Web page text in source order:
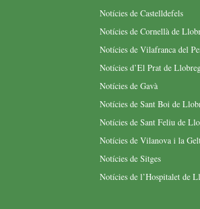
Notícies de Castelldefels
Notícies de Cornellà de
Notícies de Vilafranca del
Notícies d’El Prat de
Notícies de Gavà
Notícies de Sant Boi de
Notícies de Sant Feliu de
Notícies de Vilanova i la
Notícies de Sitges
Notícies de l’Hospitalet de